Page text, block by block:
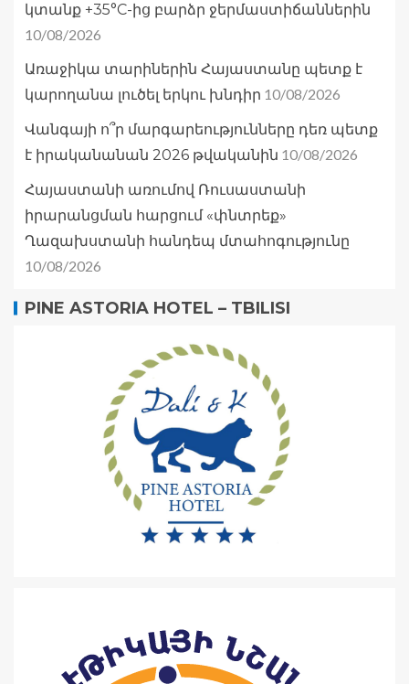
կտանք +35°C-ից բարձր ջերմաստիճաններին
10/08/2026
Առաջիկա տարիներին Հայաստանը պետք է
կարողանա լուծել երկու խնդիր 10/08/2026
Վանգայի ո՞ր մարգարեությունները դեռ պետք
է իրականանան 2026 թվականին 10/08/2026
Հայաստանի առումով Ռուսաստանի
իրարանցման հարցում «փնտրեք»
Ղազախստանի հանդեպ մտահոգությունը
10/08/2026
PINE ASTORIA HOTEL – TBILISI